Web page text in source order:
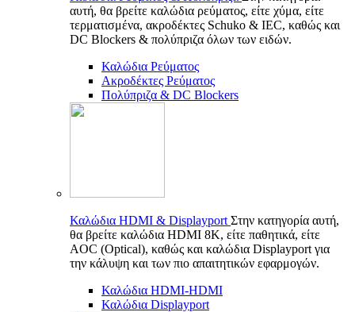
αυτή, θα βρείτε καλώδια ρεύματος, είτε χύμα, είτε
τερματισμένα, ακροδέκτες Schuko & IEC, καθώς και
DC Blockers & πολύπριζα όλων των ειδών.
Καλώδια Ρεύματος
Ακροδέκτες Ρεύματος
Πολύπριζα & DC Blockers
Καλώδια HDMI & Displayport Στην κατηγορία αυτή,
θα βρείτε καλώδια HDMI 8K, είτε παθητικά, είτε
AOC (Optical), καθώς και καλώδια Displayport για
την κάλυψη και των πιο απαιτητικών εφαρμογών.
Καλώδια HDMI-HDMI
Καλώδια Displayport